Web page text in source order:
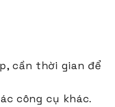
cần thời gian để
công cụ khác.